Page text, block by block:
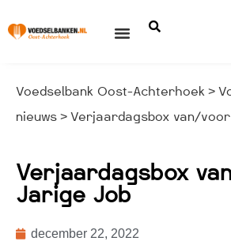
Voedselbank Oost-Achterhoek >
nieuws > Verjaardagsbox van/
Verjaardagsbox
Jarige Job
december 22, 2022